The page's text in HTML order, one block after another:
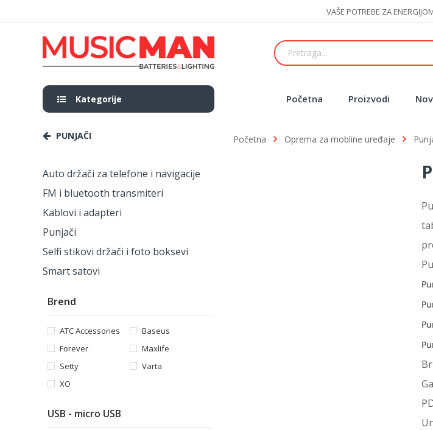
VAŠE POTREBE ZA
Kategorije Početna Proizvodi
PUNJAČI
Auto držači za telefone i navigacije
FM i bluetooth transmiteri
Kablovi i adapteri
Punjači
Selfi stikovi držači i foto boksevi
Smart satovi
Brend
ATC Accessories
Baseus
Forever
Maxlife
Setty
Varta
XO
USB - micro USB
Početna Oprema za mobline uređaje